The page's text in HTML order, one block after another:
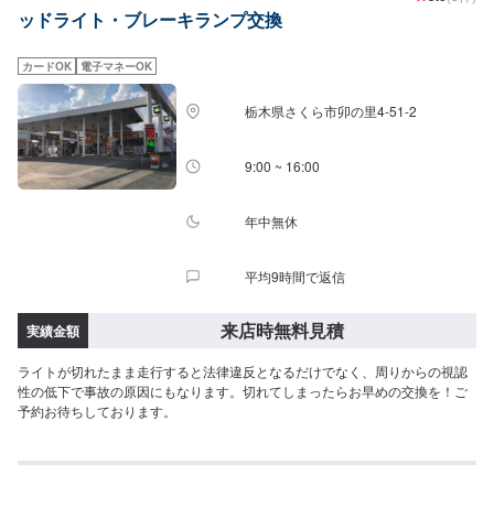
は前後する場合がございます。予めご了承ください。-----代車について-----無
の燃料代はお客様にご負担いただいております。※内容などにより貸し出し出
来かねる場合もございます。-----ご来店時の注意、受付方法-----入庫の際はお
気をつけてお越しください。駐車スペースは事務所前のお客様駐車スペース
に駐車してください。受付はスタッフへ「メンテモで予約しました」とお伝
えください。ご案内いたします。
ッドライト・ブレーキランプ交換
カードOK 電子マネーOK
栃木県さくら市卯の里4-51-2
9:00 ~ 16:00
年中無休
平均9時間で返信
実績金額 来店時無料見積
ライトが切れたまま走行すると法律違反となるだけでなく、周りからの視認
性の低下で事故の原因にもなります。切れてしまったらお早めの交換を！ご
予約お待ちしております。